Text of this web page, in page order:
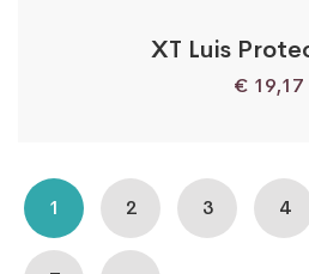
XT Luis
€ 19,17
1 2 3 4